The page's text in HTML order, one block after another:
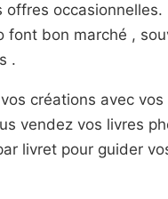
offres occasionnelles.
font bon marché ,
.
créations avec
vendez vos livres
livret pour guider